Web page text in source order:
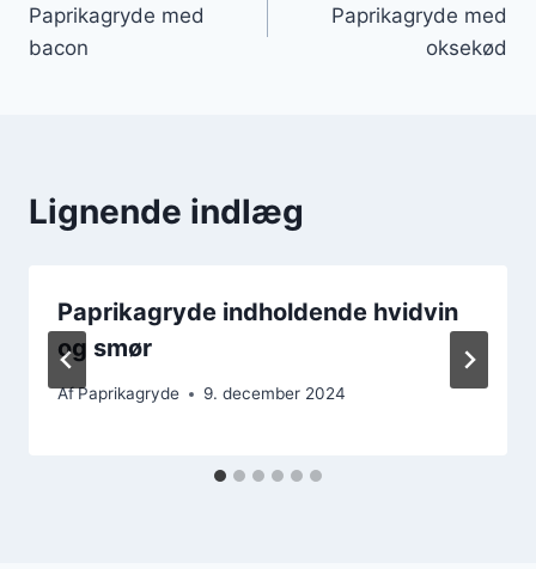
Paprikagryde med
bacon
Paprikagryde med
oksekød
Lignende indlæg
Paprikagryde indholdende hvidvin
og smør
AfPaprikagryde 9. december 2024